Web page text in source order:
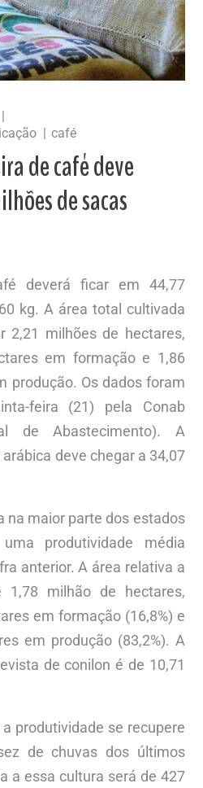
café
de café deve
de sacas
deverá ficar em 44,77
kg. A área total cultivada
2,21 milhões de hectares,
em formação e 1,86
produção. Os dados foram
feira (21) pela Conab
de Abastecimento). A
deve chegar a 34,07
na maior parte dos estados
produtividade média
anterior. A área relativa a
milhão de hectares,
em formação (16,8%) e
em produção (83,2%). A
de conilon é de 10,71
produtividade se recupere
de chuvas dos últimos
a essa cultura será de 427